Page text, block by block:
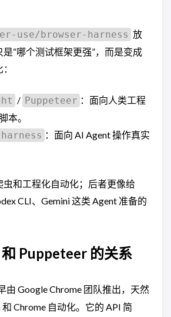
use/browser-harness 放
“哪个测试框架更强”，而是变成
/ Puppeteer ：面向人类工程
本。
：面向 AI Agent 操作真实
和工程化自动化；后者更像给
CLI、Gemini 这类 Agent 准备的
Puppeteer 的关系
由 Google Chrome 团队推出，天然
Chrome 自动化。它的 API 简